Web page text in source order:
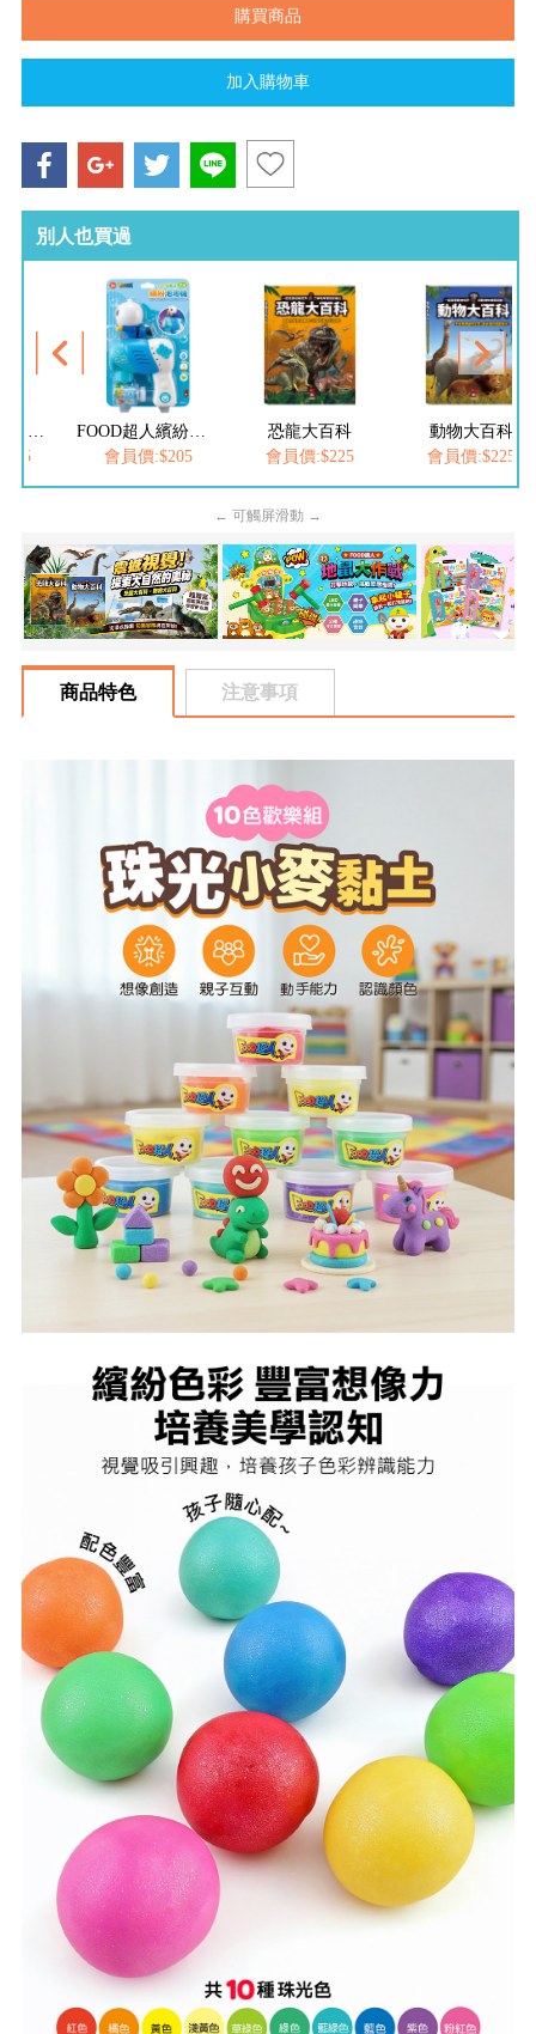
別人也買過
會員價:$205
恐龍大百科
會員價:$225
動物大百科
會員價:$225
← 可觸屏滑動 →
商品特色 注意事項